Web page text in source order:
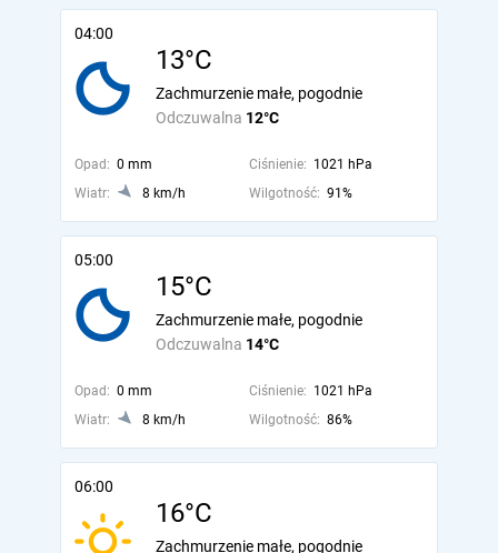
04:00
13°C
Odczuwalna 12°C
Zachmurzenie małe, pogodnie
Opad: 0 mm Ciśnienie: 1021 hPa
Wiatr:
8 km/h Wilgotność: 91%
05:00
15°C
Odczuwalna 14°C
Zachmurzenie małe, pogodnie
Opad: 0 mm Ciśnienie: 1021 hPa
Wiatr:
8 km/h Wilgotność: 86%
06:00
16°C
Zachmurzenie małe, pogodnie